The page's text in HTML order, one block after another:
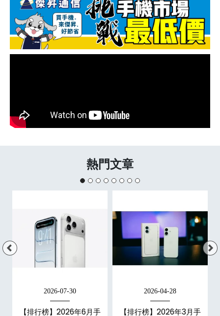
熱門文章
2026-07-30
【排行榜】2026年6月手
2026-04-28
【排行榜】2026年3月手